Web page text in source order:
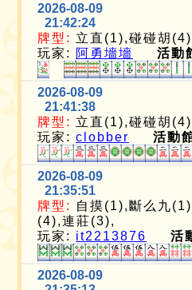
2026-08-09
21:42:24
牌型: 立直(1),碰碰胡
玩家:
阿勇墻墻 活動
2026-08-09
21:41:38
牌型: 立直(1),碰碰胡
玩家:clobber 活動
2026-08-09
21:35:51
牌型:
自摸(1),斷么九
(4),連莊(3),
玩家: it2213876 活
2026-08-09